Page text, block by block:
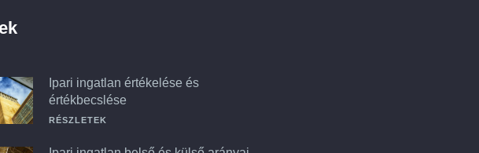
Ipari ingatlan értékelése és
értékbecslése
RÉSZLETEK